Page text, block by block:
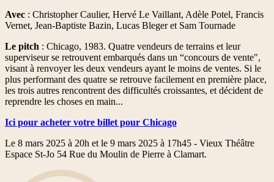
Avec : Christopher Caulier, Hervé Le Vaillant, Adèle Potel, Francis
Vernet, Jean-Baptiste Bazin, Lucas Bleger et Sam Tournade
Le pitch : Chicago, 1983. Quatre vendeurs de terrains et leur
superviseur se retrouvent embarqués dans un “concours de vente",
visant à renvoyer les deux vendeurs ayant le moins de ventes. Si le
plus performant des quatre se retrouve facilement en première place,
les trois autres rencontrent des difficultés croissantes, et décident de
reprendre les choses en main...
Ici pour acheter votre billet pour Chicago
Le 8 mars 2025 à 20h et le 9 mars 2025 à 17h45 - Vieux Théâtre
Espace St-Jo 54 Rue du Moulin de Pierre à Clamart.